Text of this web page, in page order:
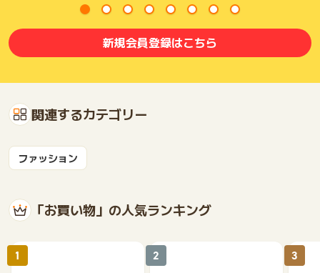
新規会員登録はこちら
関連するカテゴリー
ファッション
「お買い物」の人気ランキング
1 2 3